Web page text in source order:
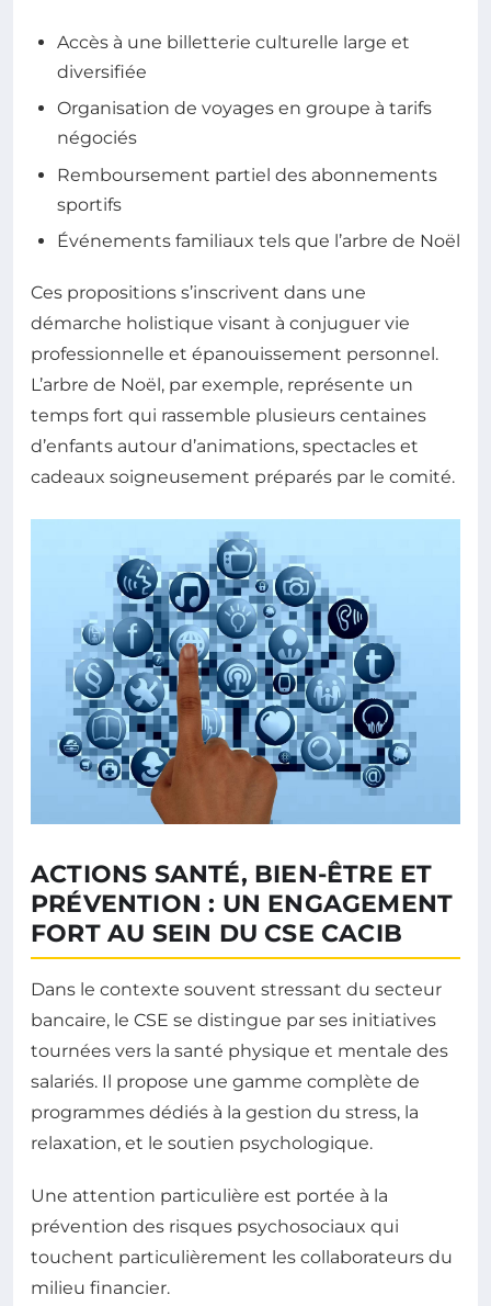
Accès à une billetterie culturelle large et
diversifiée
Organisation de voyages en groupe à tarifs
négociés
Remboursement partiel des abonnements
sportifs
Événements familiaux tels que l’arbre de Noël
Ces propositions s’inscrivent dans une
démarche holistique visant à conjuguer vie
professionnelle et épanouissement personnel.
L’arbre de Noël, par exemple, représente un
temps fort qui rassemble plusieurs centaines
d’enfants autour d’animations, spectacles et
cadeaux soigneusement préparés par le comité.
ACTIONS SANTÉ, BIEN-ÊTRE ET
PRÉVENTION : UN ENGAGEMENT
FORT AU SEIN DU CSE CACIB
Dans le contexte souvent stressant du secteur
bancaire, le CSE se distingue par ses initiatives
tournées vers la santé physique et mentale des
salariés. Il propose une gamme complète de
programmes dédiés à la gestion du stress, la
relaxation, et le soutien psychologique.
Une attention particulière est portée à la
prévention des risques psychosociaux qui
touchent particulièrement les collaborateurs du
milieu financier.